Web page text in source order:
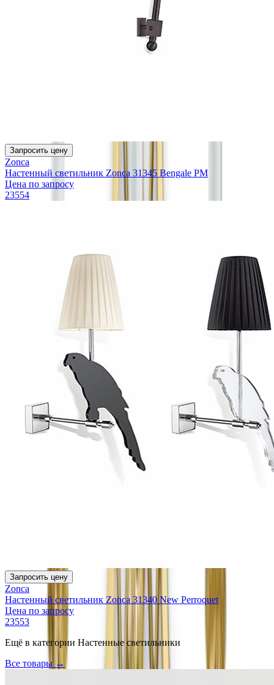
Запросить цену
Zonca
Настенный светильник Zonca 31345 Bengale PM
Цена по запросу
23554
Запросить цену
Zonca
Настенный светильник Zonca 31340 New Perroquet
Цена по запросу
23553
Ещё в категории Настенные светильники
Все товары →